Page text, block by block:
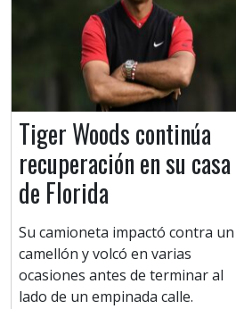
Tiger Woods continúa
recuperación en su casa
de Florida
Su camioneta impactó contra un
camellón y volcó en varias
ocasiones antes de terminar al
lado de un empinada calle.